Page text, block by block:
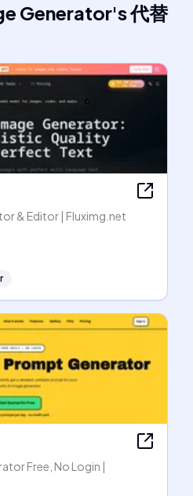
Generator's代替
& Editor | Fluximg.net
Free, No Login |